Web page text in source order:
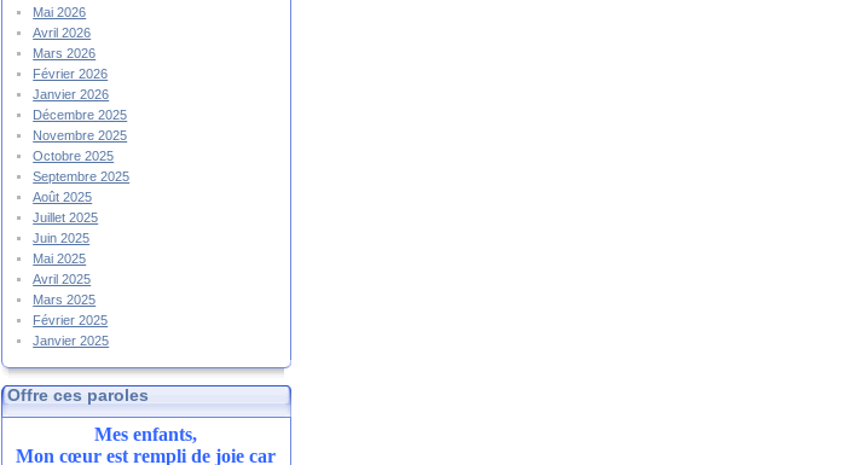
Mai 2026
Avril 2026
Mars 2026
Février 2026
Janvier 2026
Décembre 2025
Novembre 2025
Octobre 2025
Septembre 2025
Août 2025
Juillet 2025
Juin 2025
Mai 2025
Avril 2025
Mars 2025
Février 2025
Janvier 2025
Offre ces paroles
Mes enfants,
Mon cœur est rempli de joie car